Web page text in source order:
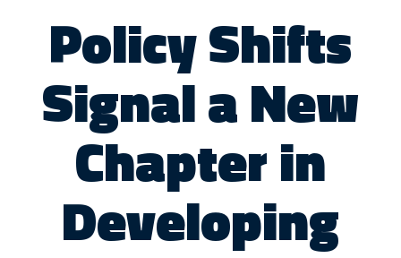
Policy Shifts
Signal a New
Chapter in
Developing